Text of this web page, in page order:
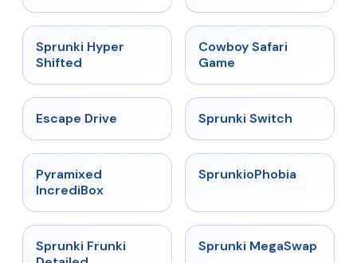
Sprunki Hyper
Shifted
Cowboy Safari
Game
Escape Drive ★
Sprunki Switch
Pyramixed
IncrediBox
★
SprunkioPhobia
★
Sprunki Frunki
★ 4.5
Sprunki MegaSwap